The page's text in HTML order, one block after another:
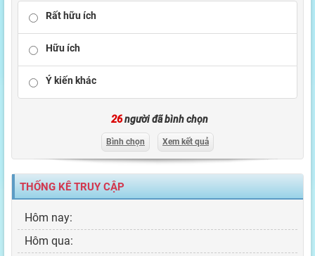
Rất hữu ích
Hữu ích
Ý kiến khác
26người đã bình chọn
Bình chọn Xem kết quả
THỐNG KÊ TRUY CẬP
Hôm nay:
Hôm qua: